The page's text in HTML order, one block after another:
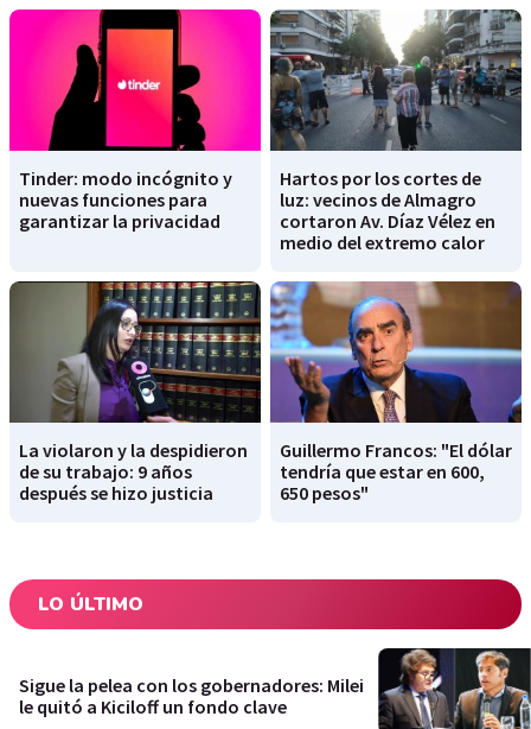
Tinder: modo incógnito y
nuevas funciones para
garantizar la privacidad
Hartos por los cortes de
luz: vecinos de Almagro
cortaron Av. Díaz Vélez en
medio del extremo calor
La violaron y la despidieron
de su trabajo: 9 años
después se hizo justicia
Guillermo Francos: "El dólar
tendría que estar en 600,
650 pesos"
LO ÚLTIMO
Sigue la pelea con los gobernadores: Milei
le quitó a Kiciloff un fondo clave